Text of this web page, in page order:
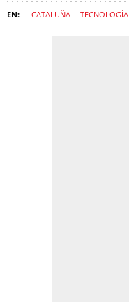
CATALUÑA TECNOLOGÍA